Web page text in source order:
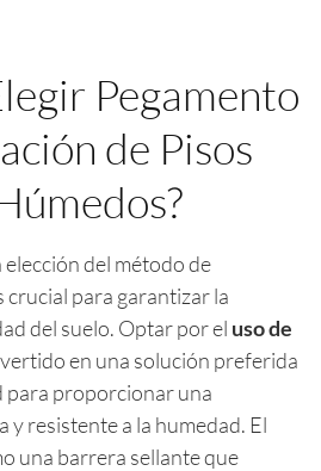
Pegamento
de Pisos
elección del método de
crucial para garantizar la
del suelo. Optar por el uso de
en una solución preferida
para proporcionar una
y resistente a la humedad. El
una barrera sellante que